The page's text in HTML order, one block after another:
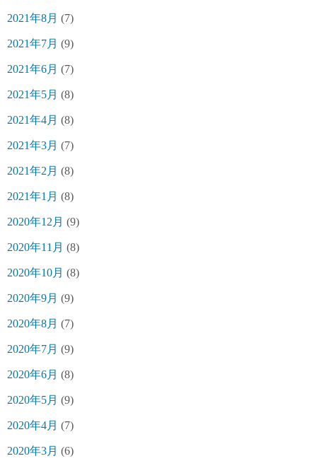
2021年8月 (7)
2021年7月 (9)
2021年6月 (7)
2021年5月 (8)
2021年4月 (8)
2021年3月 (7)
2021年2月 (8)
2021年1月 (8)
2020年12月 (9)
2020年11月 (8)
2020年10月 (8)
2020年9月 (9)
2020年8月 (7)
2020年7月 (9)
2020年6月 (8)
2020年5月 (9)
2020年4月 (7)
2020年3月 (6)